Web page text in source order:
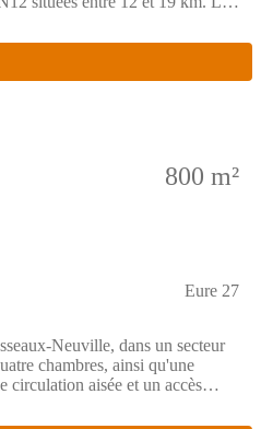
avec Benjamin Grzeskowiak
800 m²
Eure 27
Neuville, dans un secteur
chambres, ainsi qu'une
circulation aisée et un accès
facilitant les déplacements.